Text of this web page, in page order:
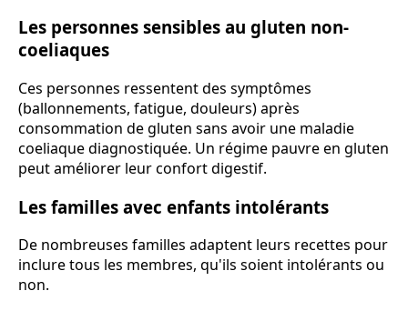
Les personnes sensibles au gluten non-
coeliaques
Ces personnes ressentent des symptômes
(ballonnements, fatigue, douleurs) après
consommation de gluten sans avoir une maladie
coeliaque diagnostiquée. Un régime pauvre en gluten
peut améliorer leur confort digestif.
Les familles avec enfants intolérants
De nombreuses familles adaptent leurs recettes pour
inclure tous les membres, qu'ils soient intolérants ou
non.